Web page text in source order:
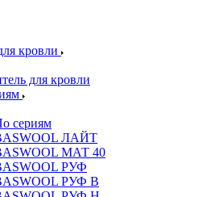
кровли
для кровли
сериям
ЛАЙТ
МАТ 40
РУФ
РУФ В